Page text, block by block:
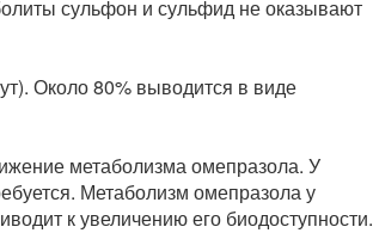
сульфон и сульфид не оказывают
Около 80% выводится в виде
метаболизма омепразола. У
Метаболизм омепразола у
к увеличению его биодоступности.